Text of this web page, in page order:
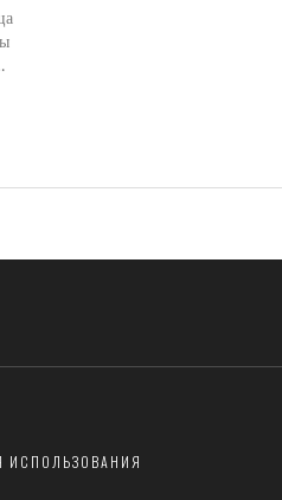
ИСПОЛЬЗОВАНИЯ